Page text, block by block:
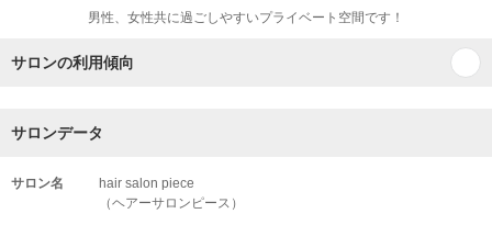
男性、女性共に過ごしやすいプライベート空間です！
サロンの利用傾向
サロンデータ
サロン名
hair salon piece
（ヘアーサロンピース）